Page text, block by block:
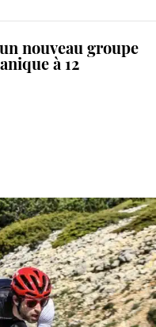
nouveau groupe
à 12